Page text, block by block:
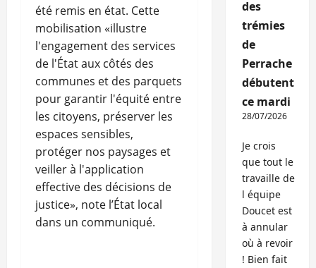
été remis en état. Cette
mobilisation «illustre
l'engagement des services
de l'État aux côtés des
communes et des parquets
pour garantir l'équité entre
les citoyens, préserver les
espaces sensibles,
protéger nos paysages et
veiller à l'application
effective des décisions de
justice», note l’État local
dans un communiqué.
des
trémies
de
Perrache
débutent
ce mardi
28/07/2026
Je crois
que tout le
travaille de
l équipe
Doucet est
à annular
où à revoir
! Bien fait